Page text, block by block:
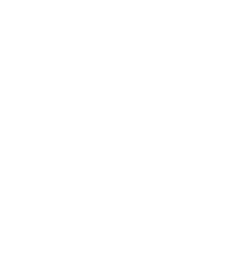
(Front), 16.9x28 12PR (Rear)